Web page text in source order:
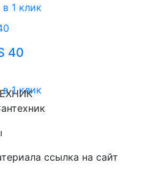
в 1 клик
40
1 клик
ссылка на сайт